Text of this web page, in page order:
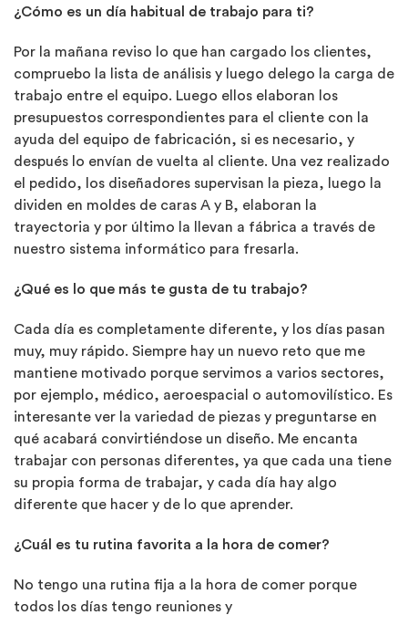
¿Cómo es un día habitual de trabajo para ti?
Por la mañana reviso lo que han cargado los clientes,
compruebo la lista de análisis y luego delego la carga de
trabajo entre el equipo. Luego ellos elaboran los
presupuestos correspondientes para el cliente con la
ayuda del equipo de fabricación, si es necesario, y
después lo envían de vuelta al cliente. Una vez realizado
el pedido, los diseñadores supervisan la pieza, luego la
dividen en moldes de caras A y B, elaboran la
trayectoria y por último la llevan a fábrica a través de
nuestro sistema informático para fresarla.
¿Qué es lo que más te gusta de tu trabajo?
Cada día es completamente diferente, y los días pasan
muy, muy rápido. Siempre hay un nuevo reto que me
mantiene motivado porque servimos a varios sectores,
por ejemplo, médico, aeroespacial o automovilístico. Es
interesante ver la variedad de piezas y preguntarse en
qué acabará convirtiéndose un diseño. Me encanta
trabajar con personas diferentes, ya que cada una tiene
su propia forma de trabajar, y cada día hay algo
diferente que hacer y de lo que aprender.
¿Cuál es tu rutina favorita a la hora de comer?
No tengo una rutina fija a la hora de comer porque
todos los días tengo reuniones y